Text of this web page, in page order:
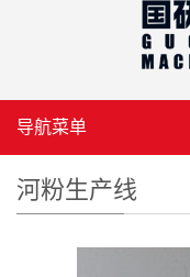
导航菜单
河粉生产线